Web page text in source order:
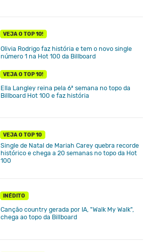
VEJA O TOP 10!
Olivia Rodrigo faz história e tem o novo single
número 1 na Hot 100 da Billboard
VEJA O TOP 10!
Ella Langley reina pela 6ª semana no topo da
Billboard Hot 100 e faz história
VEJA O TOP 10
Single de Natal de Mariah Carey quebra recorde
histórico e chega a 20 semanas no topo da Hot
100
INÉDITO
Canção country gerada por IA, "Walk My Walk",
chega ao topo da Billboard